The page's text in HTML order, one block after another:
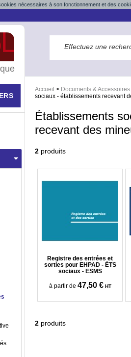
nécessaires à son fonctionnement et des
Accueil > Documents & Accessoires
sociaux - établissements recevant
Établissements
recevant des
2 produits
Registre des entrées et
sorties pour EHPAD - ÉTS
sociaux - ESMS
à partir de 47,50 € HT
2 produits